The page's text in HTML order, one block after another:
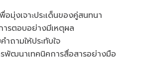
อมุ่งเจาะประเด็นของคู่สนทนา
ารตอบอย่างมีเหตุผล
ถามให้ประทับใจ
พัฒนาเทคนิคการสื่อสารอย่างมือ